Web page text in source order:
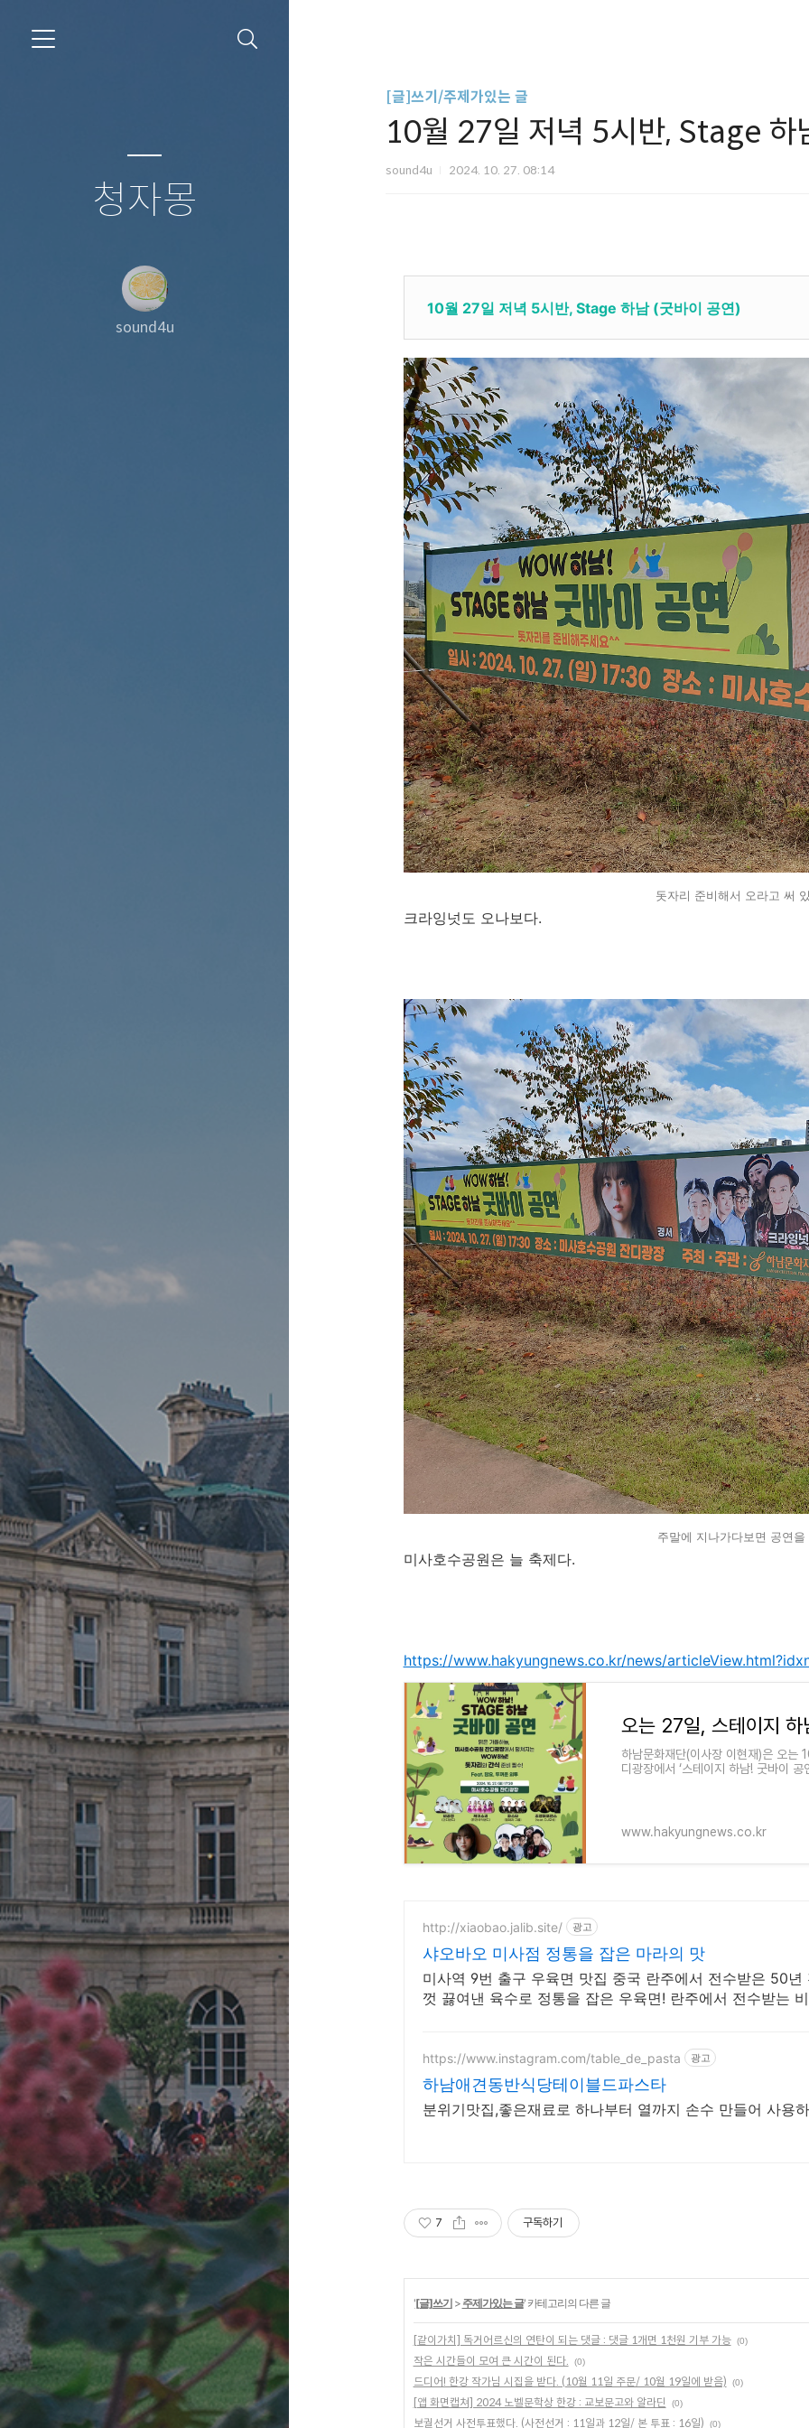
청자몽
sound4u
[글]쓰기/주제가있는 글
10월 27일 저녁 5시반, Stage 하
sound4u 2024. 10. 27. 08:14
10월 27일 저녁 5시반, Stage 하남 (굿바이 공연)
돗자리 준비해서 오라고 써
크라잉넛도 오나보다.
주말에 지나가다보면 공연을
미사호수공원은 늘 축제다.
https://www.hakyungnews.co.kr/news/
하남문화재단(이사장 이현재)은 오
디광장에서 ‘스테이지 하남! 굿바이
www.hakyungnews.co.kr
http://xiaobao.jalib.site/ 광고
샤오바오 미사점 정통을 잡은 마라의 맛
미사역 9번 출구 우육면 맛집 중국 란주에서 전수받은 50년
껏 끓여낸 육수로 정통을 잡은 우육면! 란주에서 전수받는
https://www.instagram.com/table_de_pasta 광고
하남애견동반식당테이블드파스타
분위기맛집,좋은재료로 하나부터 열까지 손수 만들어 사용
7 구독하기
'[글]쓰기> 주제가있는 글' 카테고리의 다른 글
[같이가치] 독거어르신의 연탄이 되는 댓글 : 댓글 1개면 1천원 기부 가능 (0)
작은 시간들이 모여 큰 시간이 된다. (0)
드디어! 한강 작가님 시집을 받다. (10월 11일 주문/ 10월 19일에 받음) (0)
[앱 화면캡쳐] 2024 노벨문학상 한강 : 교보문고와 알라딘 (0)
보궐선거 사전투표했다. (사전선거 : 11일과 12일/ 본 투표 : 16일) (0)